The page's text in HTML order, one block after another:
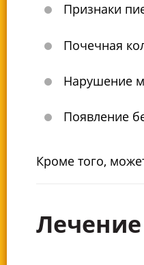
Признаки
Почечная
Нарушение
Появление
Кроме того,